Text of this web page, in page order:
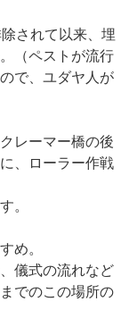
されて以来、埋
（ペストが流行
で、ユダヤ人が
レーマー橋の後
、ローラー作戦
。
め。
儀式の流れなど
でのこの場所の